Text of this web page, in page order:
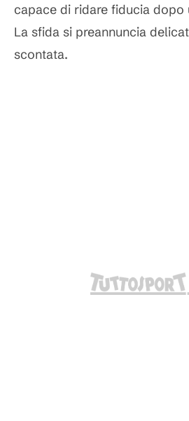
capace di ridare fiducia dopo
La sfida si preannuncia
scontata.